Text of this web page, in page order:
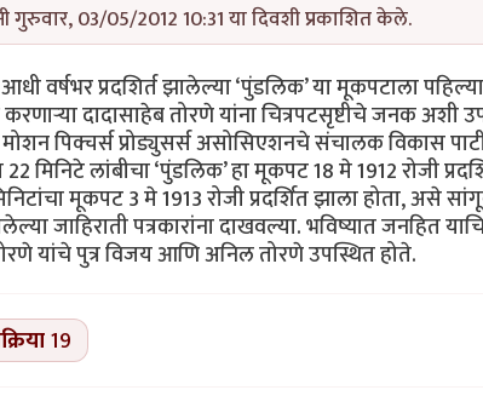
गुरुवार, 03/05/2012 10:31 या दिवशी प्रकाशित केले.
आधी वर्षभर प्रदशिर्त झालेल्या ‘पुंडलिक’ या मूकपटाला
करणार्‍या दादासाहेब तोरणे यांना चित्रपटसृष्टीचे जनक अशी
पिक्चर्स प्रोड्युसर्स असोसिएशनचे संचालक विकास
मिनिटे लांबीचा ‘पुंडलिक’ हा मूकपट 18 मे 1912 रोजी
मूकपट 3 मे 1913 रोजी प्रदर्शित झाला होता, असे
जाहिराती पत्रकारांना दाखवल्या. भविष्यात जनहित
यांचे पुत्र विजय आणि अनिल तोरणे उपस्थित होते.
19